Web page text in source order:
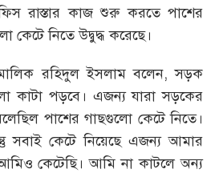
রাস্তার কাজ শুরু করতে পাশের
নিতে উদ্বুদ্ধ করেছে।
রহিদুল ইসলাম বলেন, সড়ক
কাটা পড়বে। এজন্য যারা সড়কের
পাশের গাছগুলো কেটে নিতে।
সবাই কেটে নিয়েছে এজন্য আমার
কেটেছি। আমি না কাটলে অন্য